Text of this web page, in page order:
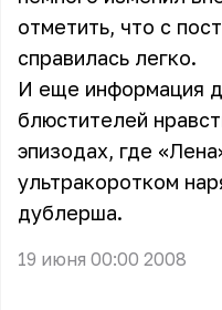
отметить, что с
справилась легко.
И еще информация
блюстителей
эпизодах, где
ультракоротком
дублерша.
19 июня 00:00 2008